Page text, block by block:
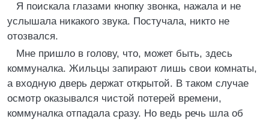
Я поискала глазами кнопку звонка, нажала и не
услышала никакого звука. Постучала, никто не
отозвался.
Мне пришло в голову, что, может быть, здесь
коммуналка. Жильцы запирают лишь свои комнаты,
а входную дверь держат открытой. В таком случае
осмотр оказывался чистой потерей времени,
коммуналка отпадала сразу. Но ведь речь шла об